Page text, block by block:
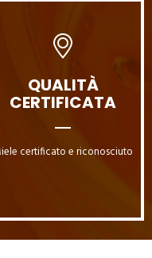
QUALITÀ
CERTIFICATA
certificato e riconosciuto